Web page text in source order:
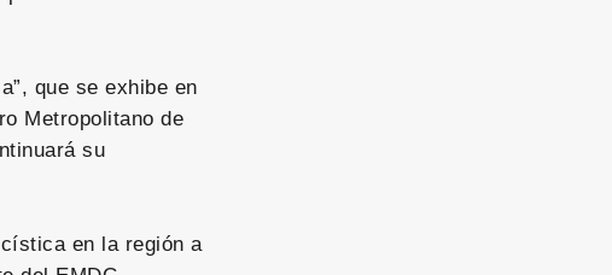
que se exhibe en
Metropolitano de
su
en la región a